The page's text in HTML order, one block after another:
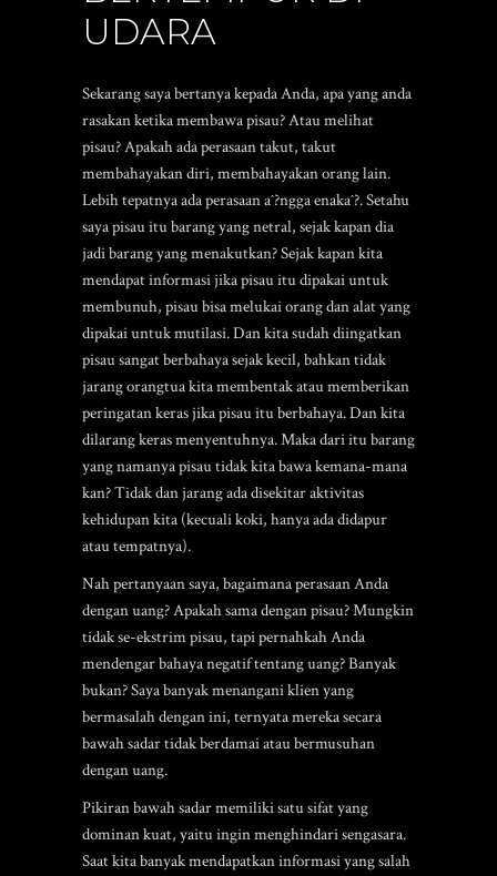
UDARA
Sekarang saya bertanya kepada Anda, apa yang anda
rasakan ketika membawa pisau? Atau melihat
pisau? Apakah ada perasaan takut, takut
membahayakan diri, membahayakan orang lain.
Lebih tepatnya ada perasaan aˆ?ngga enakaˆ?. Setahu
saya pisau itu barang yang netral, sejak kapan dia
jadi barang yang menakutkan? Sejak kapan kita
mendapat informasi jika pisau itu dipakai untuk
membunuh, pisau bisa melukai orang dan alat yang
dipakai untuk mutilasi. Dan kita sudah diingatkan
pisau sangat berbahaya sejak kecil, bahkan tidak
jarang orangtua kita membentak atau memberikan
peringatan keras jika pisau itu berbahaya. Dan kita
dilarang keras menyentuhnya. Maka dari itu barang
yang namanya pisau tidak kita bawa kemana-mana
kan? Tidak dan jarang ada disekitar aktivitas
kehidupan kita (kecuali koki, hanya ada didapur
atau tempatnya).
Nah pertanyaan saya, bagaimana perasaan Anda
dengan uang? Apakah sama dengan pisau? Mungkin
tidak se-ekstrim pisau, tapi pernahkah Anda
mendengar bahaya negatif tentang uang? Banyak
bukan? Saya banyak menangani klien yang
bermasalah dengan ini, ternyata mereka secara
bawah sadar tidak berdamai atau bermusuhan
dengan uang.
Pikiran bawah sadar memiliki satu sifat yang
dominan kuat, yaitu ingin menghindari sengasara.
Saat kita banyak mendapatkan informasi yang salah